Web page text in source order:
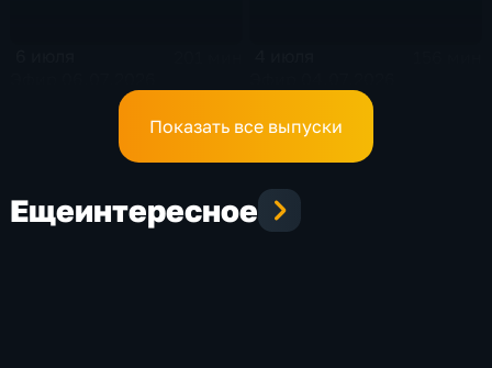
Показать все выпуски
Ещеинтересное